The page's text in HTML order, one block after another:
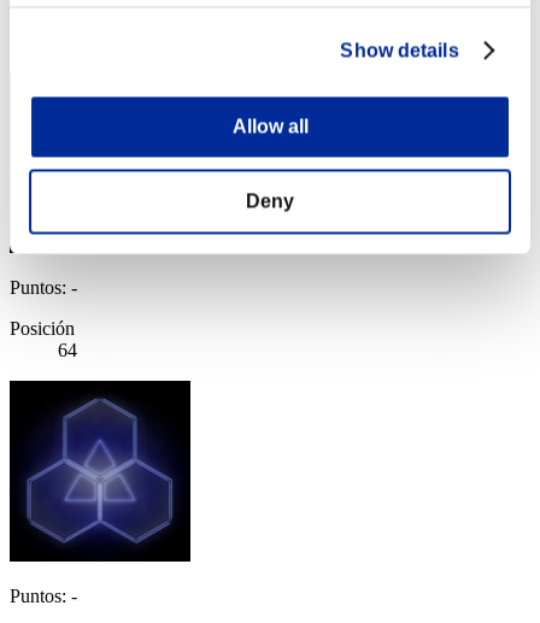
Show details
Allow all
Deny
Puntos: -
Posición
64
Puntos: -